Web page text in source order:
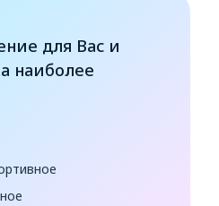
для Вас и
наиболее